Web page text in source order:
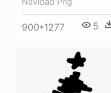
900*1277 5